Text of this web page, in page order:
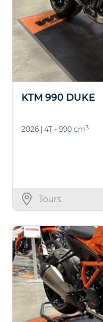
KTM 990 DUKE
2026 4T - 990 cm3
Tours